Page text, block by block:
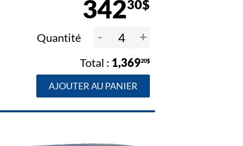
34230$
Quantité - +
1,36920$
AJOUTER AU PANIER